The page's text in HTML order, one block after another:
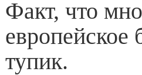
Факт, что
европейское
тупик.